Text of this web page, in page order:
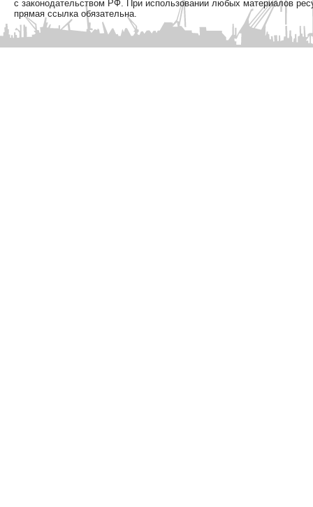
с законодательством РФ. При использовании любых материалов
прямая ссылка обязательна.